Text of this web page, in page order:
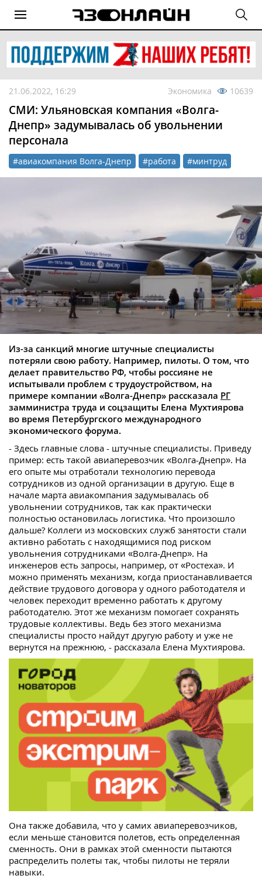
21.06.2022, 16:29 Экономика 10639
СМИ: Ульяновская компания «Волга-
Днепр» задумывалась об увольнении
персонала
#авиакомпания Волга-Днепр #работа #минтруд
Из-за санкций многие штучные специалисты
потеряли свою работу. Например, пилоты. О том, что
делает правительство РФ, чтобы россияне не
испытывали проблем с трудоустройством, на
примере компании «Волга-Днепр» рассказала РГ
замминистра труда и соцзащиты Елена Мухтиярова
во время Петербургского международного
экономического форума.
- Здесь главные слова - штучные специалисты. Приведу
пример: есть такой авиаперевозчик «Волга-Днепр». На
его опыте мы отработали технологию перевода
сотрудников из одной организации в другую. Еще в
начале марта авиакомпания задумывалась об
увольнении сотрудников, так как практически
полностью остановилась логистика. Что произошло
дальше? Коллеги из московских служб занятости стали
активно работать с находящимися под риском
увольнения сотрудниками «Волга-Днепр». На
инженеров есть запросы, например, от «Ростеха». И
можно применять механизм, когда приостанавливается
действие трудового договора у одного работодателя и
человек переходит временно работать к другому
работодателю. Этот же механизм помогает сохранять
трудовые коллективы. Ведь без этого механизма
специалисты просто найдут другую работу и уже не
вернутся на прежнюю, - рассказала Елена Мухтиярова.
Она также добавила, что у самих авиаперевозчиков,
если меньше становится полетов, есть определенная
сменность. Они в рамках этой сменности пытаются
распределить полеты так, чтобы пилоты не теряли
навыки.